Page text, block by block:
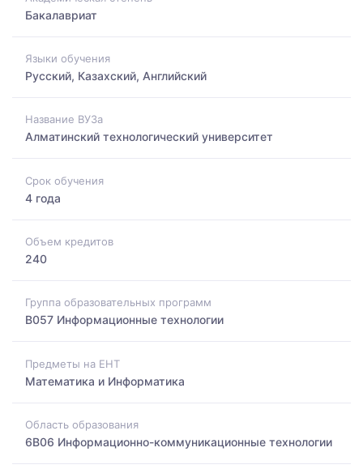
Бакалавриат
Языки обучения
Русский, Казахский, Английский
Название ВУЗа
Алматинский технологический университет
Срок обучения
4 года
Объем кредитов
240
Группа образовательных программ
B057 Информационные технологии
Предметы на ЕНТ
Математика и Информатика
Область образования
6B06 Информационно-коммуникационные технологии